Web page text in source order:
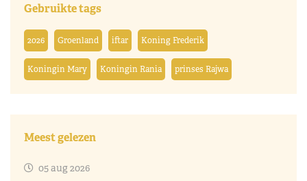
Gebruikte tags
2026 Groenland iftar Koning Frederik
Koningin Mary Koningin Rania prinses Rajwa
Meest gelezen
05 aug 2026